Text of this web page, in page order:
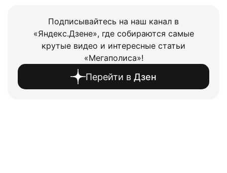
Подписывайтесь на наш канал в
«Яндекс.Дзене», где собираются самые
крутые видео и интересные статьи
«Мегаполиса»!
Перейти в Дзен